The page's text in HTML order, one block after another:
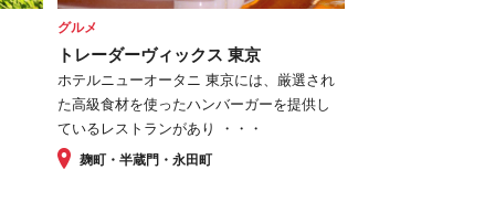
グルメ
トレーダーヴィックス 東京
ホテルニューオータニ 東京には、厳選され
た高級食材を使ったハンバーガーを提供し
ているレストランがあり ・・・
麹町・半蔵門・永田町